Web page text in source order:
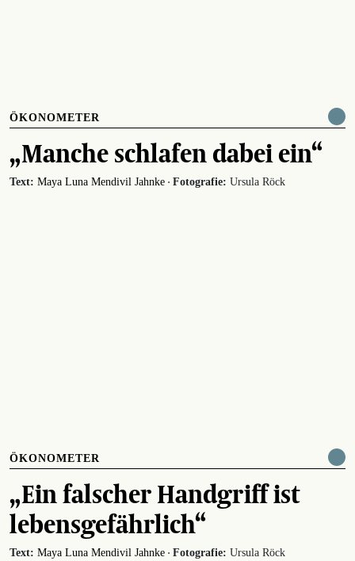
ÖKONOMETER
„Manche schlafen dabei ein“
Text: Maya Luna Mendivil Jahnke · Fotografie: Ursula Röck
ÖKONOMETER
„Ein falscher Handgriff ist
lebensgefährlich“
Text: Maya Luna Mendivil Jahnke · Fotografie: Ursula Röck